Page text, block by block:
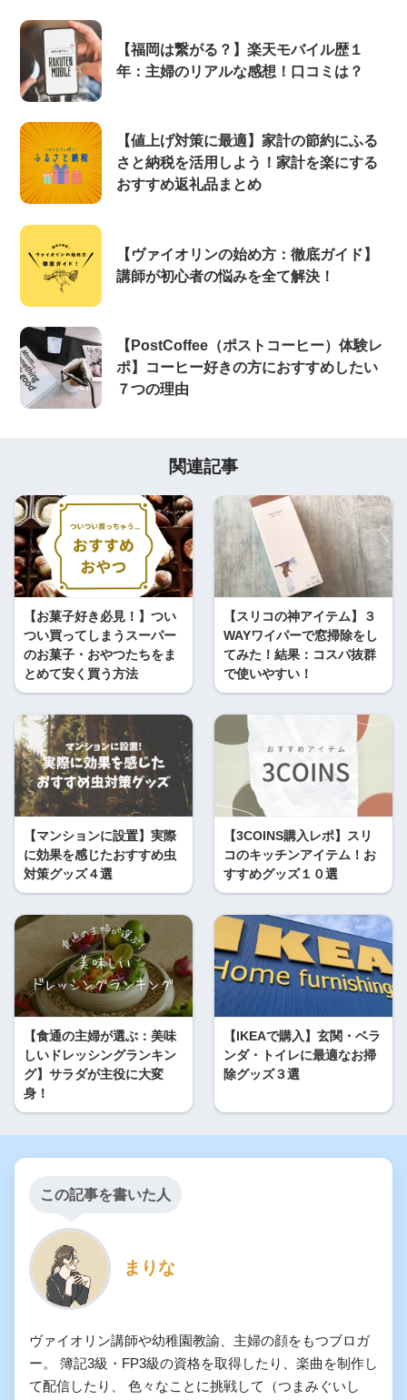
【福岡は繋がる？】楽天モバイル歴１
年：主婦のリアルな感想！口コミは？
【値上げ対策に最適】家計の節約にふる
さと納税を活用しよう！家計を楽にする
おすすめ返礼品まとめ
【ヴァイオリンの始め方：徹底ガイド】
講師が初心者の悩みを全て解決！
【PostCoffee（ポストコーヒー）体験レ
ポ】コーヒー好きの方におすすめしたい
７つの理由
関連記事
【お菓子好き必見！】つい
つい買ってしまうスーパー
のお菓子・おやつたちをま
とめて安く買う方法
【スリコの神アイテム】３
WAYワイパーで窓掃除をし
てみた！結果：コスパ抜群
で使いやすい！
【マンションに設置】実際
に効果を感じたおすすめ虫
対策グッズ４選
【3COINS購入レポ】スリ
コのキッチンアイテム！お
すすめグッズ１０選
【食通の主婦が選ぶ：美味
しいドレッシングランキン
グ】サラダが主役に大変
身！
【IKEAで購入】玄関・ベラ
ンダ・トイレに最適なお掃
除グッズ３選
この記事を書いた人
まりな
ヴァイオリン講師や幼稚園教諭、主婦の顔をもつブロガ
ー。 簿記3級・FP3級の資格を取得したり、楽曲を制作し
て配信したり、 色々なことに挑戦して（つまみぐいし